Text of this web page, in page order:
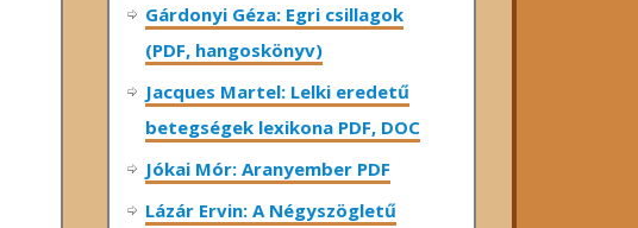
Gárdonyi Géza: Egri csillagok
(PDF, hangoskönyv)
Jacques Martel: Lelki eredetű
betegségek lexikona PDF, DOC
Jókai Mór: Aranyember PDF
Lázár Ervin: A Négyszögletű